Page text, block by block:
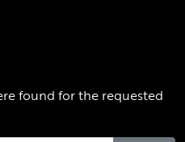
found for the requested